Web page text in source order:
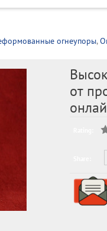
огнеупоры,
от